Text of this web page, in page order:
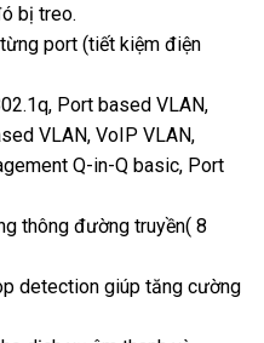
bị treo.
port (tiết kiệm điện
Port based VLAN,
VLAN, VoIP VLAN,
Q-in-Q basic, Port
thông đường truyền( 8
detection giúp tăng cường